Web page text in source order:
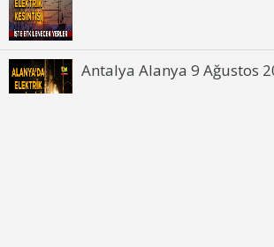
Antalya Alanya 9 Ağustos